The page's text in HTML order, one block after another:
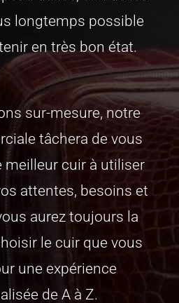
longtemps possible
en très bon état.
sur-mesure, notre
tâchera de vous
meilleur cuir à utiliser
attentes, besoins et
aurez toujours la
le cuir que vous
une expérience
de A à Z.